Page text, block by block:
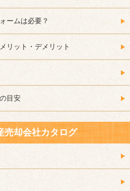
ームは必要？
リット・デメリット
目安
売却会社カタログ